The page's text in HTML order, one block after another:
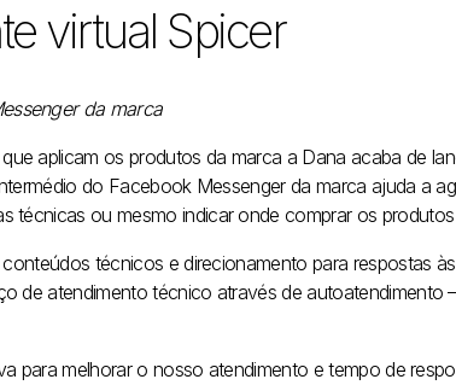
virtual Spicer
da marca
aplicam os produtos da marca a Dana acaba de
do Facebook Messenger da marca ajuda a
técnicas ou mesmo indicar onde comprar os
técnicos e direcionamento para respostas
de atendimento técnico através de autoatendimento
para melhorar o nosso atendimento e tempo de